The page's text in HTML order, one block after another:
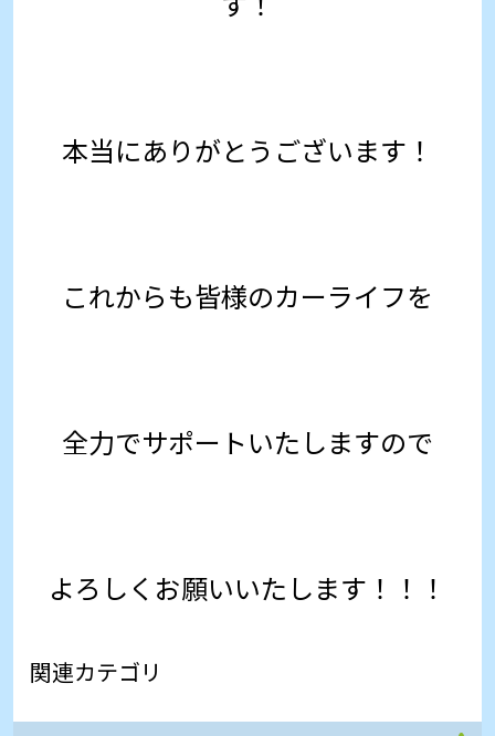
本当にありがとうございます！
これからも皆様のカーライフを
全力でサポートいたしますので
よろしくお願いいたします！！！
関連カテゴリ